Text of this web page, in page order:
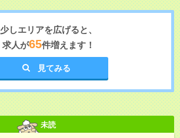
少しエリアを広げると、
求人が65件増えます！
見てみる
未読